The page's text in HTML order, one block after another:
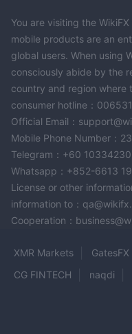
You are visiting the
mobile products are an
global users. When using
consciously abide by the
country and region where
consumer hotline：
Official Email：
Mobile Phone Number：
Telegram：+60
Whatsapp：+852-6613
License or other
information to：
Cooperation：
XMR Markets GatesFX
CG FINTECH
naqdi